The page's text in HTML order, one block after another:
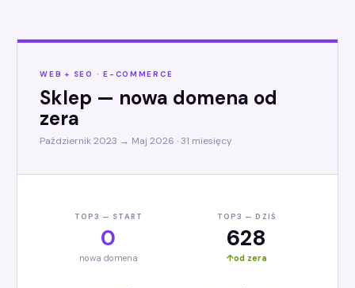
WEB + SEO · E-COMMERCE
Sklep — nowa domena od
zera
Październik 2023 → Maj 2026 · 31 miesięcy
TOP3 — START
0
nowa domena
TOP3 — DZIŚ
628
od zera